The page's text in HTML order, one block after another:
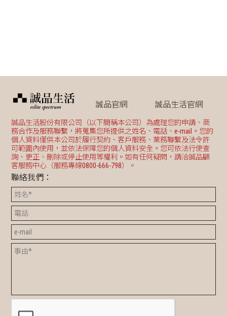
誠品官網 誠品生活官網
誠品生活股份有限公司（以下簡稱本公司）為處理您的申請、商
務合作及服務聯繫，將蒐集您所提供之姓名、電話、e-mail。您的
個人資料僅供本公司於履行契約、客戶服務、業務聯繫及法令許
可範圍內使用，並依法保障您的個人資料安全。您可依法行使查
詢、更正、刪除或停止使用等權利。如有任何疑問，請洽誠品顧
客服務中心（服務專線0800-666-798）。
聯絡我們：